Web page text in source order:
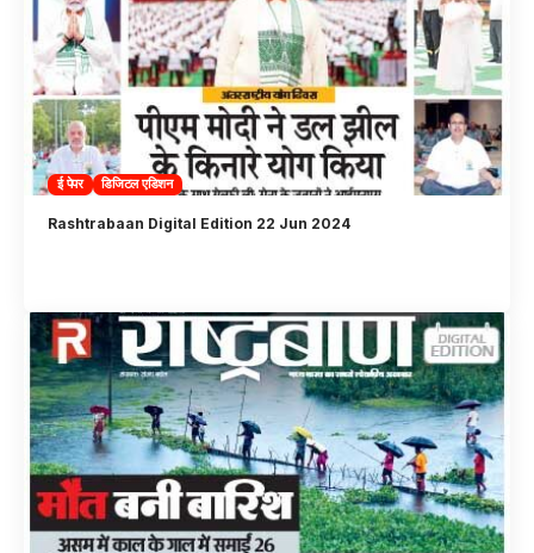
ई पेपर डिजिटल एडिशन
Rashtrabaan Digital Edition 22 Jun 2024